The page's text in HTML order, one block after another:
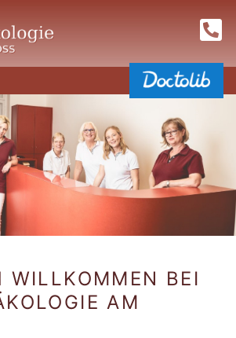
WILLKOMMEN BEI
AM